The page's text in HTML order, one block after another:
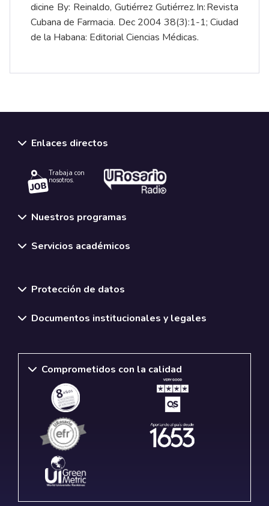
dicine By: Reinaldo, Gutiérrez Gutiérrez. In: Revista
Cubana de Farmacia. Dec 2004 38(3):1-1; Ciudad
de la Habana: Editorial Ciencias Médicas.
Enlaces directos
Trabaja con
nosotros.
Nuestros programas
Servicios académicos
Protección de datos
Documentos institucionales y legales
Comprometidos con la calidad